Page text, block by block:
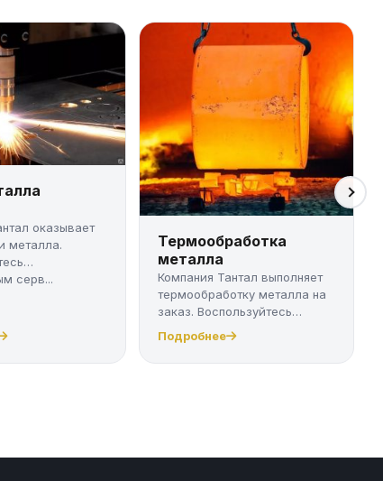
оказывает
металла.
серв...
Термообработка
металла
Компания Тантал выполняет
термообработку металла на
заказ. Воспользуйтесь
качест...
Подробнее